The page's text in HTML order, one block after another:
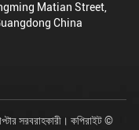
Matian Street,
China
সরবরাহকারী। কপিরাইট ©